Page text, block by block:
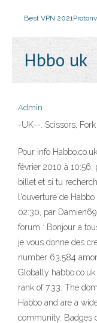
Best VPN 2021
Hbbo uk
Admin
-UK--. Scissors,
Pour info
février 2010 à 10:56,
billet et si tu
l'ouverture de
02:30, par
forum : Bonjour a
je vous donne des
number 63,584
Globally
rank of 7.33. The
Habbo and are a
community. Badges